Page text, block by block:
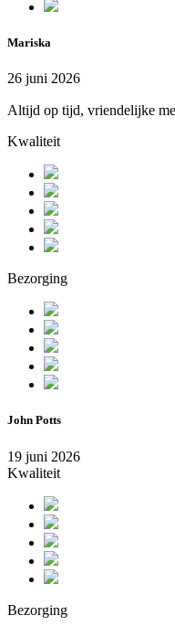
Mariska
26 juni 2026
Altijd op tijd, vriendelijke
Kwaliteit
Bezorging
John Potts
19 juni 2026
Kwaliteit
Bezorging